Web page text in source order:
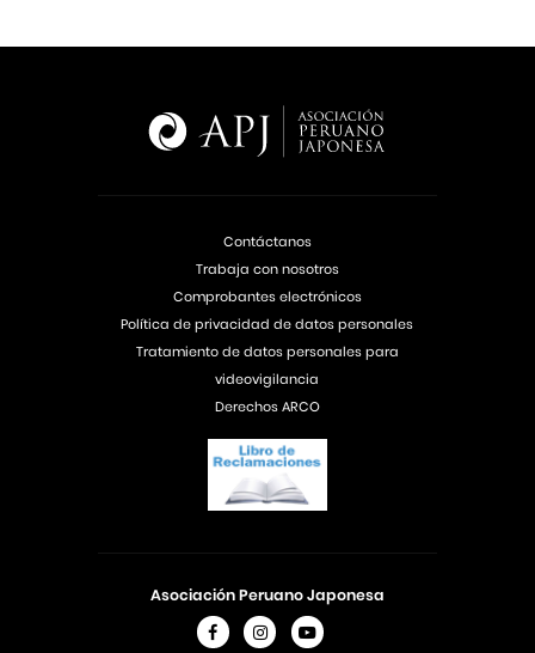
Asociación Peruano Japonesa
Contáctanos
Trabaja con nosotros
Comprobantes electrónicos
Política de privacidad de datos personales
Tratamiento de datos personales para
videovigilancia
Derechos ARCO